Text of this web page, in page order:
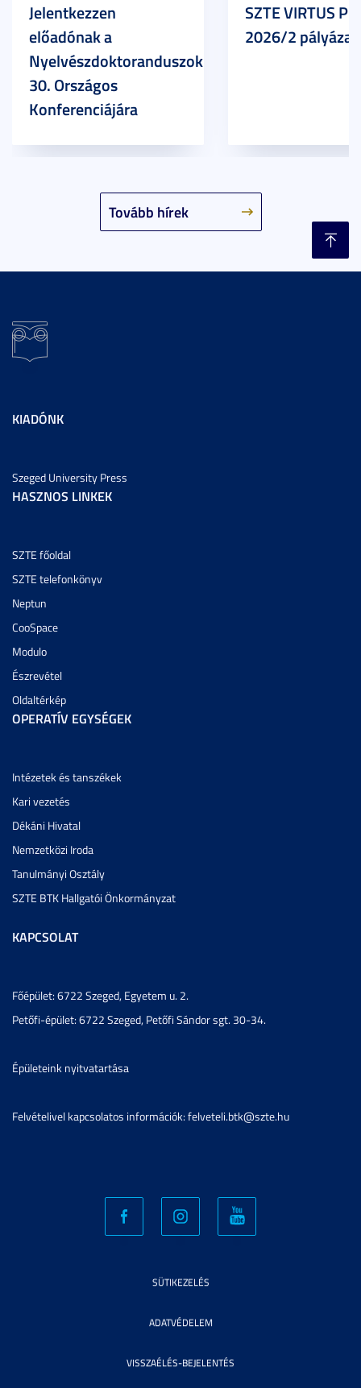
Tovább hírek
Jelentkezzen
előadónak a
Nyelvészdoktoranduszok
30. Országos
Konferenciájára
SZTE VIRTUS
2026/2
KIADÓNK
Szeged University Press
HASZNOS LINKEK
SZTE főoldal
SZTE telefonkönyv
Neptun
CooSpace
Modulo
Észrevétel
Oldaltérkép
OPERATÍV EGYSÉGEK
Intézetek és tanszékek
Kari vezetés
Dékáni Hivatal
Nemzetközi Iroda
Tanulmányi Osztály
SZTE BTK Hallgatói Önkormányzat
KAPCSOLAT
Főépület: 6722 Szeged, Egyetem u. 2.
Petőfi-épület: 6722 Szeged, Petőfi Sándor sgt. 30-34.
Épületeink nyitvatartása
Felvételivel kapcsolatos információk: felveteli.btk@szte.hu
SÜTIKEZELÉS
ADATVÉDELEM
VISSZAÉLÉS-BEJELENTÉS